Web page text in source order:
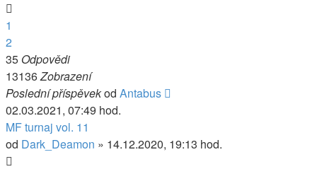
1
2
35 Odpovědi
13136Zobrazení
Poslední příspěvekod Antabus
02.03.2021, 07:49 hod.
MF turnaj vol. 11
od Dark_Deamon » 14.12.2020, 19:13 hod.